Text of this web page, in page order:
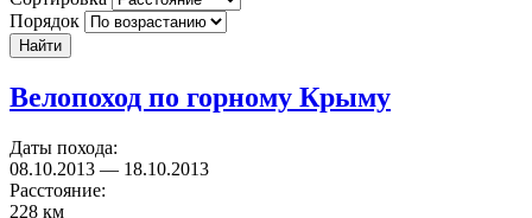
Порядок
Найти
Велопоход по горному Крыму
Даты похода:
08.10.2013 — 18.10.2013
Расстояние:
228 км